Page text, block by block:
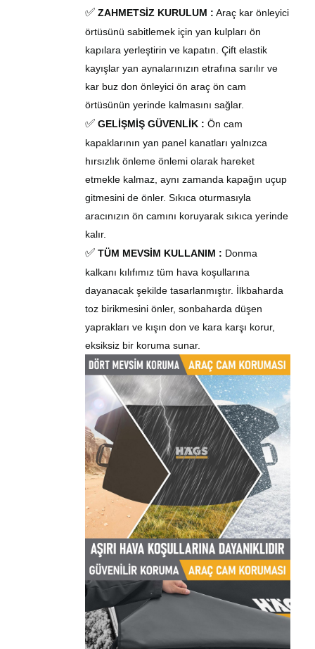
✅ ZAHMETSİZ KURULUM : Araç kar önleyici
örtüsünü sabitlemek için yan kulpları ön
kapılara yerleştirin ve kapatın. Çift elastik
kayışlar yan aynalarınızın etrafına sarılır ve
kar buz don önleyici ön araç ön cam
örtüsünün yerinde kalmasını sağlar.
✅ GELİŞMİŞ GÜVENLİK : Ön cam
kapaklarının yan panel kanatları yalnızca
hırsızlık önleme önlemi olarak hareket
etmekle kalmaz, aynı zamanda kapağın uçup
gitmesini de önler. Sıkıca oturmasıyla
aracınızın ön camını koruyarak sıkıca yerinde
kalır.
✅ TÜM MEVSİM KULLANIM : Donma
kalkanı kılıfımız tüm hava koşullarına
dayanacak şekilde tasarlanmıştır. İlkbaharda
toz birikmesini önler, sonbaharda düşen
yaprakları ve kışın don ve kara karşı korur,
eksiksiz bir koruma sunar.